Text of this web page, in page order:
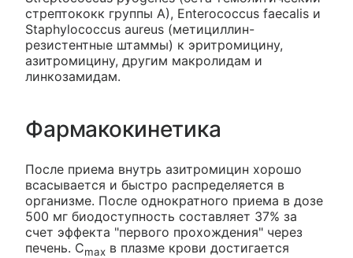
стрептококк группы A), Enterococcus faecalis и
Staphylococcus aureus (метициллин-
резистентные штаммы) к эритромицину,
азитромицину, другим макролидам и
линкозамидам.
Фармакокинетика
После приема внутрь азитромицин хорошо
всасывается и быстро распределяется в
организме. После однократного приема в дозе
500 мг биодоступность составляет 37% за
счет эффекта "первого прохождения" через
печень. Cmax в плазме крови достигается